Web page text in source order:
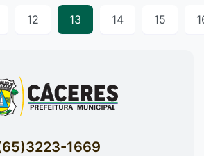
12 13 14 15
1669